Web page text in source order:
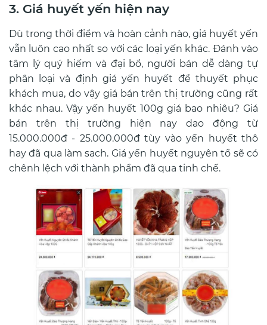
3. Giá huyết yến hiện nay
Dù trong thời điểm và hoàn cảnh nào, giá huyết yến
vẫn luôn cao nhất so với các loại yến khác. Đánh vào
tâm lý quý hiếm và đại bổ, người bán dễ dàng tự
phân loại và định giá yến huyết để thuyết phục
khách mua, do vậy giá bán trên thị trường cũng rất
khác nhau. Vậy yến huyết 100g giá bao nhiêu? Giá
bán trên thị trường hiện nay dao động từ
15.000.000đ - 25.000.000đ tùy vào yến huyết thô
hay đã qua làm sạch. Giá yến huyết nguyên tổ sẽ có
chênh lệch với thành phẩm đã qua tinh chế.